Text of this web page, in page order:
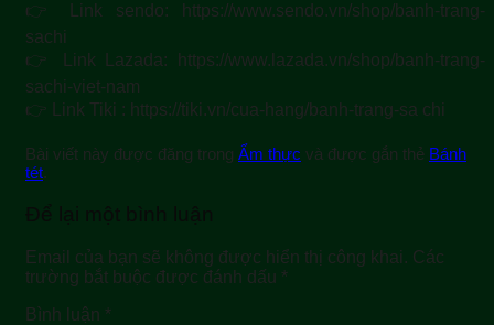
👉 Link sendo: https://www.sendo.vn/shop/banh-trang-
sachi
👉 Link Lazada: https://www.lazada.vn/shop/banh-trang-
sachi-viet-nam
👉 Link Tiki : https://tiki.vn/cua-hang/banh-trang-sa chi
Bài viết này được đăng trong Ẩm thực và được gắn thẻ Bánh
tét.
Để lại một bình luận
Email của bạn sẽ không được hiển thị công khai. Các
trường bắt buộc được đánh dấu *
Bình luận *